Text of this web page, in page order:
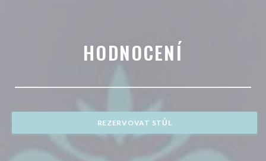
HODNOCENÍ
REZERVOVAT STŮL